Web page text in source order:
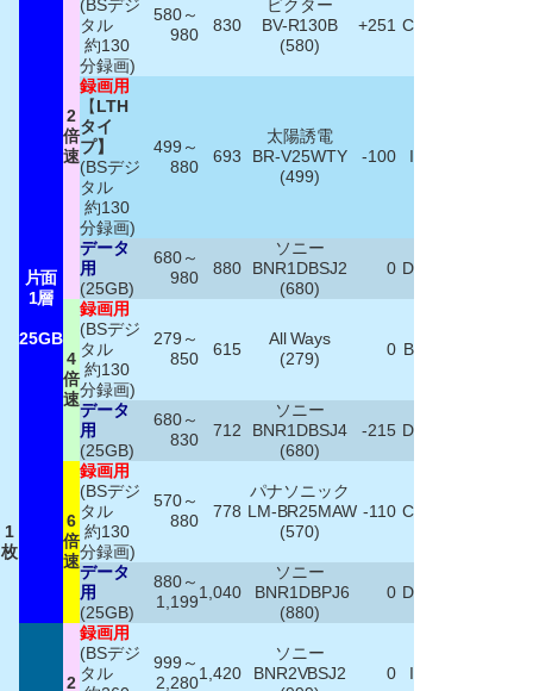
1
枚
片面
1層
25GB
2
倍
速
(BSデジ
タル
約130
分録画)
580～
980
830
ビクター
BV-R130B
(580)
+251 C
録画用
【LTH
タイ
プ】
(BSデジ
タル
約130
分録画)
499～
880
693
太陽誘電
BR-V25WTY
(499)
-100 I
データ
用
(25GB)
680～
980
880
ソニー
BNR1DBSJ2
(680)
0 D
4
倍
速
録画用
(BSデジ
タル
約130
分録画)
279～
850
615
All Ways
(279)
0 B
データ
用
(25GB)
680～
830
712
ソニー
BNR1DBSJ4
(680)
-215 D
6
倍
速
録画用
(BSデジ
タル
約130
分録画)
570～
880
778
パナソニック
LM-BR25MAW
(570)
-110 C
データ
用
(25GB)
880～
1,1991,040
ソニー
BNR1DBPJ6
(880)
0 D
2
録画用
(BSデジ
タル
999～
2,2801,420
ソニー
BNR2VBSJ2
0 I